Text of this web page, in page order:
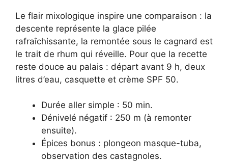
Le flair mixologique inspire une comparaison : la
descente représente la glace pilée
rafraîchissante, la remontée sous le cagnard est
le trait de rhum qui réveille. Pour que la recette
reste douce au palais : départ avant 9 h, deux
litres d’eau, casquette et crème SPF 50.
Durée aller simple : 50 min.
Dénivelé négatif : 250 m (à remonter
ensuite).
Épices bonus : plongeon masque-tuba,
observation des castagnoles.